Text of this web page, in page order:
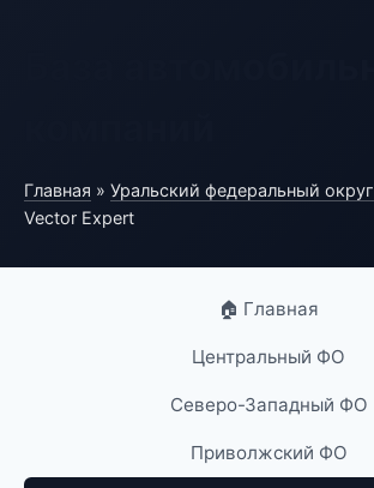
Главная » Уральский федеральный округ
Vector Expert
🏠 Главная
Центральный ФО
Северо-Западный ФО
Приволжский ФО